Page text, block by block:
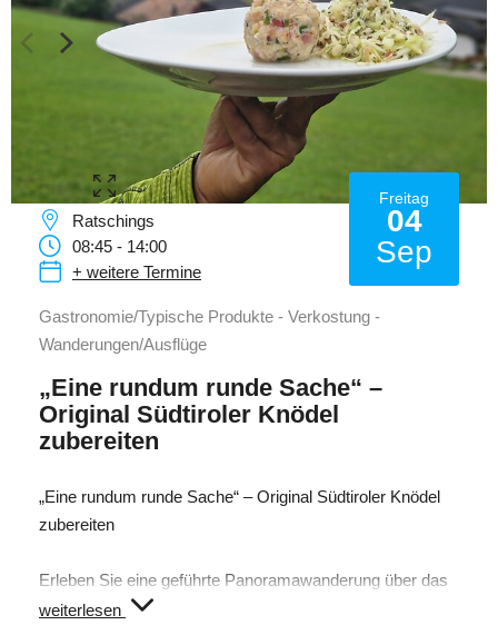
Freitag
04
Sep
Ratschings
08:45 - 14:00
+ weitere Termine
Gastronomie/Typische Produkte - Verkostung -
Wanderungen/Ausflüge
„Eine rundum runde Sache“ –
Original Südtiroler Knödel
zubereiten
„Eine rundum runde Sache“ – Original Südtiroler Knödel
zubereiten
Erleben Sie eine geführte Panoramawanderung über das
Platschjoch zum urigen Ungererhof in Schluppes, wo wir
weiterlesen